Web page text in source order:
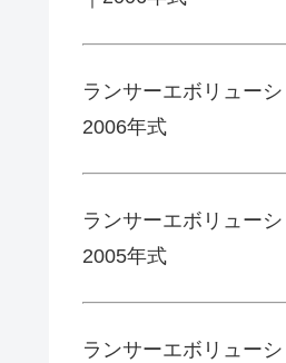
ランサーエボリュー
2006年式
ランサーエボリュー
2005年式
ランサーエボリュー